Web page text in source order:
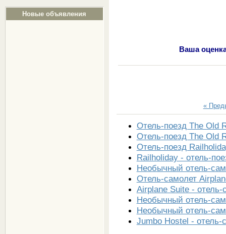
Новые объявления
Ваша
«
Отель-поезд The Old
Отель-поезд The Old
Отель-поезд
Railholiday - отель-
Необычный отель-
Отель-самолет
Airplane Suite -
Необычный отель-
Необычный отель-
Jumbo Нostel -